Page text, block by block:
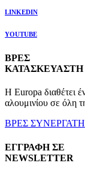
LINKEDIN
YOUTUBE
ΒΡΕΣ
ΚΑΤΑΣΚΕΥΑΣΤΗ
Η Europa διαθέτει
αλουμινίου σε όλη
ΒΡΕΣ ΣΥΝΕΡΓΑΤΗ
ΕΓΓΡΑΦΗ ΣΕ
NEWSLETTER